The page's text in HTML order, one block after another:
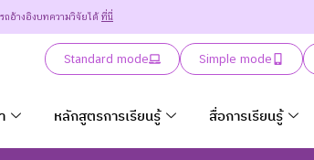
ถอ้างอิงบทความวิจัยได้ ที่นี่
Standard mode Simple mode
หลักสูตรการเรียนรู้ สื่อการเรียนรู้